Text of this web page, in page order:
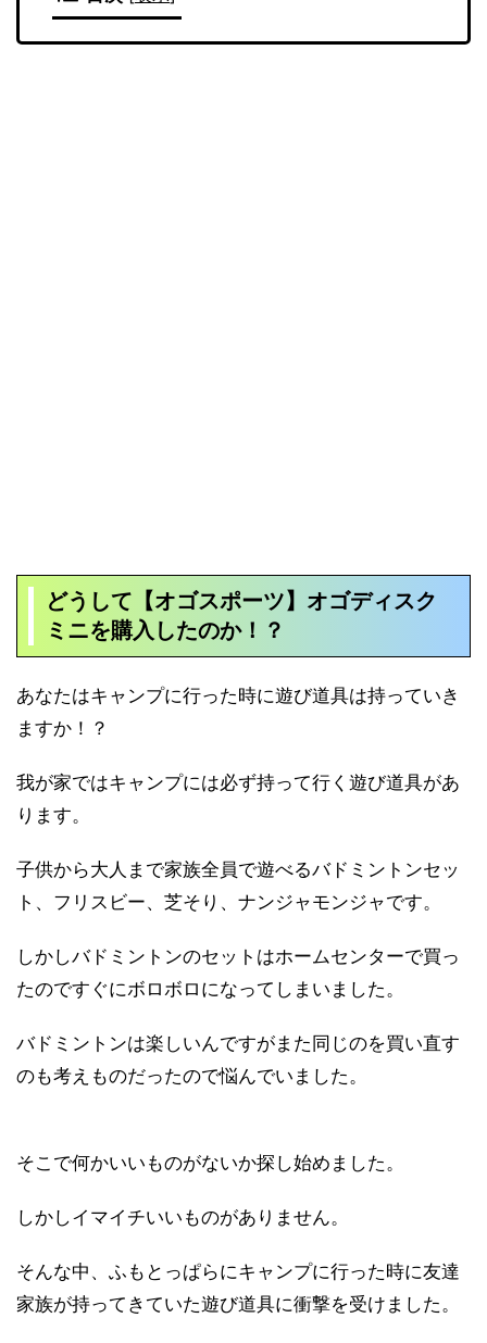
どうして 【オゴスポーツ】オゴディスク
ミニを購入したのか！？
あなたはキャンプに行った時に遊び道具は持っていき
ますか！？
我が家ではキャンプには必ず持って行く遊び道具があ
ります。
子供から大人まで家族全員で遊べるバドミントンセッ
ト、フリスビー、芝そり、ナンジャモンジャです。
しかしバドミントンのセットはホームセンターで買っ
たのですぐにボロボロになってしまいました。
バドミントンは楽しいんですがまた同じのを買い直す
のも考えものだったので悩んでいました。
そこで何かいいものがないか探し始めました。
しかしイマイチいいものがありません。
そんな中、ふもとっぱらにキャンプに行った時に友達
家族が持ってきていた遊び道具に衝撃を受けました。